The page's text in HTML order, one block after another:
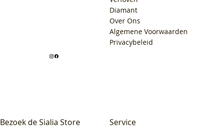
Bezoek de Sialia Store
Diamant
Over Ons
Algemene Voorwaarden
Privacybeleid
Service